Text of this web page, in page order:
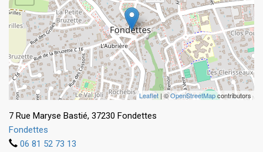
Leaflet | ©OpenStreetMapcontributors
7 Rue Maryse Bastié, 37230 Fondettes
Fondettes
06 81 52 73 13